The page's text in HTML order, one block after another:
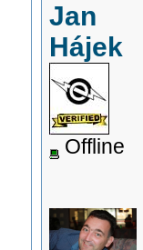
Jan
Hájek
Offline